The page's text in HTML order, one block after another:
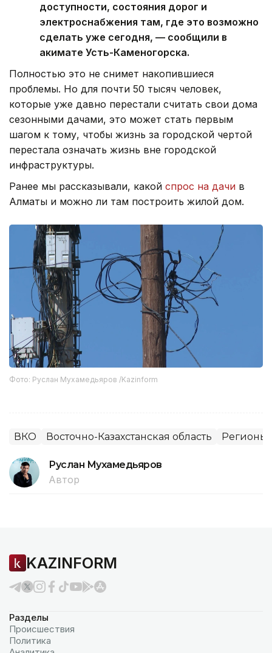
доступности, состояния дорог и
электроснабжения там, где это возможно
сделать уже сегодня, — сообщили в
акимате Усть-Каменогорска.
Полностью это не снимет накопившиеся
проблемы. Но для почти 50 тысяч человек,
которые уже давно перестали считать свои дома
сезонными дачами, это может стать первым
шагом к тому, чтобы жизнь за городской чертой
перестала означать жизнь вне городской
инфраструктуры.
Ранее мы рассказывали, какой спрос на дачи в
Алматы и можно ли там построить жилой дом.
Фото: Руслан Мухамедьяров /Kazinform
ВКО Восточно-Казахстанская область Регионы
Руслан Мухамедьяров
Автор
KAZINFORM
Разделы
Происшествия
Политика